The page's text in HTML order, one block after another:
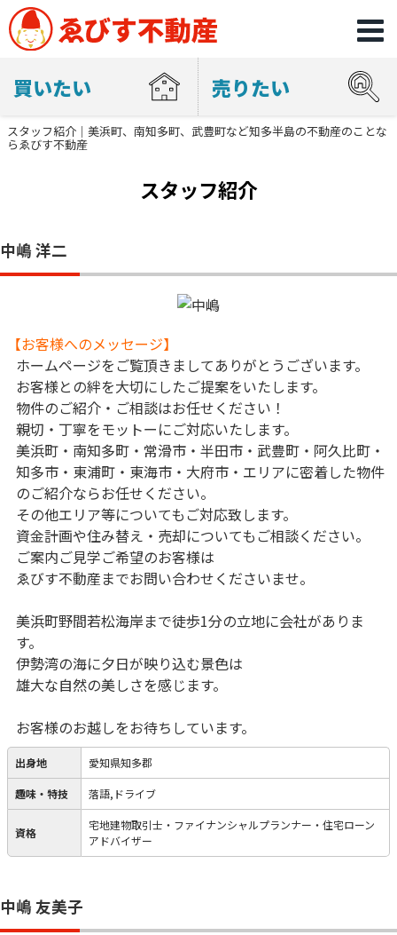
買いたい 売りたい
スタッフ紹介｜美浜町、南知多町、武豊町など知多半島の不動産のことな
らゑびす不動産
スタッフ紹介
中嶋 洋二
【お客様へのメッセージ】
ホームページをご覧頂きましてありがとうございます。
お客様との絆を大切にしたご提案をいたします。
物件のご紹介・ご相談はお任せください！
親切・丁寧をモットーにご対応いたします。
美浜町・南知多町・常滑市・半田市・武豊町・阿久比町・
知多市・東浦町・東海市・大府市・エリアに密着した物件
のご紹介ならお任せください。
その他エリア等についてもご対応致します。
資金計画や住み替え・売却についてもご相談ください。
ご案内ご見学ご希望のお客様は
ゑびす不動産までお問い合わせくださいませ。
美浜町野間若松海岸まで徒歩1分の立地に会社がありま
す。
伊勢湾の海に夕日が映り込む景色は
雄大な自然の美しさを感じます。
お客様のお越しをお待ちしています。
出身地 愛知県知多郡
趣味・特技 落語,ドライブ
資格
宅地建物取引士・ファイナンシャルプランナー・住宅ローン
アドバイザー
中嶋 友美子